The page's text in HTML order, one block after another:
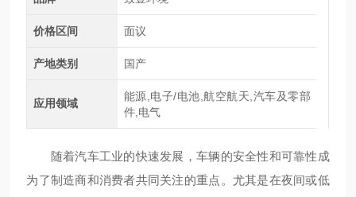
价格区间 面议
产地类别 国产
应用领域
能源,电子/电池,航空航天,汽车及零部
件,电气
随着汽车工业的快速发展，车辆的安全性和可靠性成
为了制造商和消费者共同关注的重点。尤其是在夜间或低